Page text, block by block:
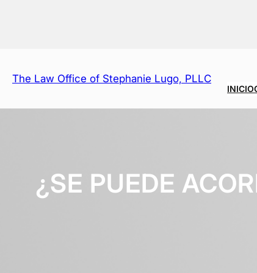
The Law Office of Stephanie Lugo, PLLC
INICIO
¿SE PUEDE